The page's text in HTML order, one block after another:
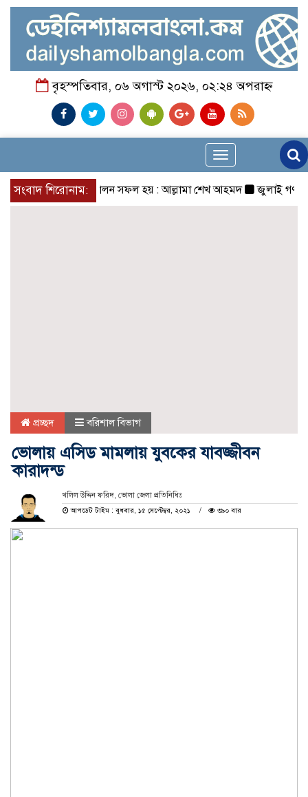
বৃহস্পতিবার, ০৬ অগাস্ট ২০২৬, ০২:২৪ অপরাহ্ন
Toggle
navigation
সংবাদ শিরোনাম:
জুলাই আন্দোলন সফল হয় : আল্লামা শেখ আহমদ জুলাই
প্রচ্ছদ বরিশাল বিভাগ
ভোলায় এসিড মামলায় যুবকের যাবজ্জীবন
কারাদন্ড
খলিল উদ্দিন ফরিদ, ভোলা জেলা প্রতিনিধিঃ
আপডেট টাইম : বুধবার, ১৫ সেপ্টেম্বর, ২০২১
৩৯০ বার